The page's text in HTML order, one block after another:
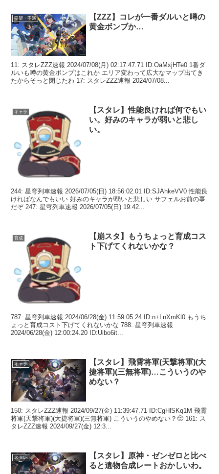
要望・不満
【ZZZ】コレが一番ダルいと噂の
黄金ボンブか…
11: スタレZZZ速報 2024/07/08(月) 02:17:47.71 ID:OaMxjHTe0 1番ダ
ルいも噂の黄金ボンプはこれか エリア変わって広大なマップ出てき
たからそっと閉じたわ 17: スタレZZZ速報 2024/07/08...
キャラ
【スタレ】性能良ければ何でもい
い。好みのキャラが弱いと悲し
い。
244: 星穹列車速報 2026/07/05(日) 18:56:02.01 ID:SJAhkeVV0 性能良
ければなんでもいい 好みのキャラが弱いと悲しい サフェルお前の事
だぞ 247: 星穹列車速報 2026/07/05(日) 19:42...
育成
【崩スタ】もうちょっと育成コス
ト下げてくれないかな？
787: 星穹列車速報 2024/06/28(金) 11:59:05.24 ID:n+LnXmKl0 もうち
ょっと育成コスト下げてくれないかな 788: 星穹列車速報
2024/06/28(金) 12:00:24.20 ID:Uibo6it...
キャラ
【スタレ】飛霄将軍(天撃将軍)(大
捷将軍)(三無将軍)…こういうのや
めない？
150: スタレZZZ速報 2024/09/27(金) 11:39:47.71 ID:CgHlSKq1M 飛霄
将軍(天撃将軍)(大捷将軍)(三無将軍) こういうのやめない？🥺 161: ス
タレZZZ速報 2024/09/27(金) 12:3...
スタレ
【スタレ】原神・ゼンゼロと比べ
ると遺物合成レートおかしいわ。